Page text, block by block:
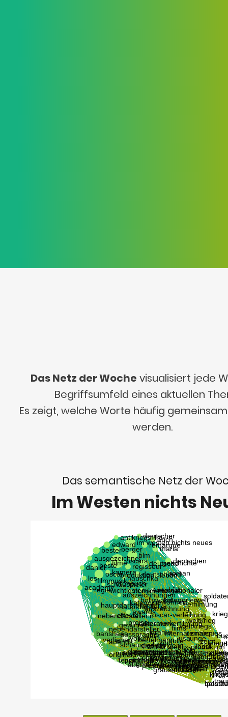
Das Netz der Woche visualisiert jede
Begriffsumfeld eines aktuellen
Es zeigt, welche Worte häufig
werden.
Das semantische Netz der
Im Westen nichts